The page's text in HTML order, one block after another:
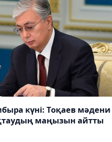
күні: Тоқаев мәдени
маңызын айтты